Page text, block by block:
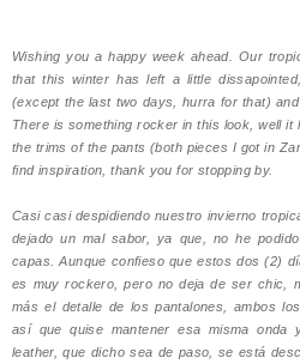
Wishing you a happy week ahead. Our
that this winter has left a little
(except the last two days, hurra for that)
There is something rocker in this look, well
the trims of the pants (both pieces I got in
find inspiration, thank you for stopping by.
Casi casi despidiendo nuestro invierno
dejado un mal sabor, ya que, no he
capas. Aunque confieso que estos dos (2)
es muy rockero, pero no deja de ser chic,
más el detalle de los pantalones, ambos
así que quise mantener esa misma onda
leather, que dicho sea de paso, se está